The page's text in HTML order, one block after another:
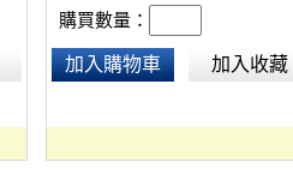
購買數量：
加入購物車 加入收藏